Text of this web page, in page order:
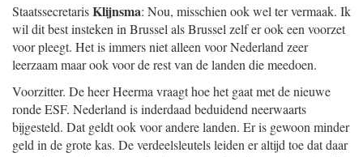
StaatssecretarisKlijnsma: Nou, misschien ook wel ter vermaak. Ik
wil dit best insteken in Brussel als Brussel zelf er ook een voorzet
voor pleegt. Het is immers niet alleen voor Nederland zeer
leerzaam maar ook voor de rest van de landen die meedoen.
Voorzitter. De heer Heerma vraagt hoe het gaat met de nieuwe
ronde ESF. Nederland is inderdaad beduidend neerwaarts
bijgesteld. Dat geldt ook voor andere landen. Er is gewoon minder
geld in de grote kas. De verdeelsleutels leiden er altijd toe dat daar